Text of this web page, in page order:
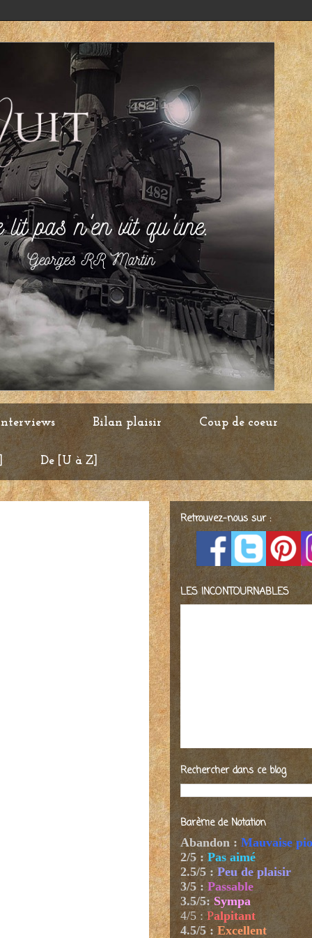
Bilan plaisir Coup de coeur
De [U à Z]
Retrouvez-nous sur :
LES INCONTOURNABLES
Rechercher dans ce blog
Barème de Notation
Abandon : Mauvaise
2/5 : Pas aimé
2.5/5 : Peu de plaisir
3/5 : Passable
3.5/5: Sympa
4/5 : Palpitant
4.5/5 : Excellent